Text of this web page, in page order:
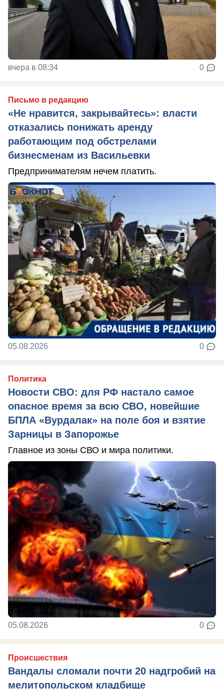
вчера в 08:34 0
Письмо в редакцию
«Не нравится, закрывайтесь»: власти
отказались понижать аренду
работающим под обстрелами
бизнесменам из Васильевки
Предпринимателям нечем платить.
05.08.2026 0
Политика
Новости СВО: для РФ настало самое
опасное время за всю СВО, новейшие
БПЛА «Вурдалак» на поле боя и взятие
Зарницы в Запорожье
Главное из зоны СВО и мира политики.
05.08.2026 0
Происшествия
Вандалы сломали почти 20 надгробий на
мелитопольском кладбище